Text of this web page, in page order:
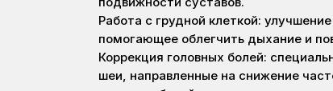
Работа с грудной клеткой:
помогающее облегчить дыхание и
Коррекция головных болей:
шеи, направленные на снижение